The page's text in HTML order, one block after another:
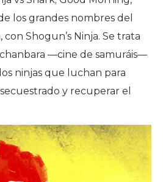
los grandes nombres del
Shogun’s Ninja. Se trata
—cine de samuráis—
ninjas que luchan para
y recuperar el